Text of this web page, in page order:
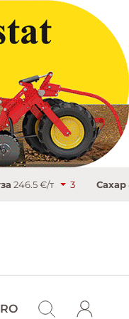
Сахар486.9 €/т 9
RO